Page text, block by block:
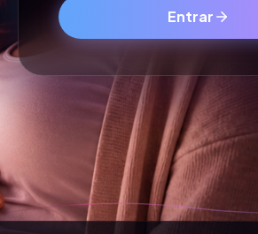
Entrar